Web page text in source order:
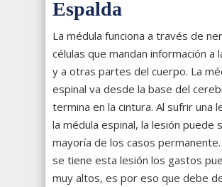
Espalda
La médula funciona a través de
células que mandan información a
y a otras partes del cuerpo. La
espinal va desde la base del
termina en la cintura. Al sufrir una
la médula espinal, la lesión puede
mayoría de los casos permanente.
se tiene esta lesión los gastos
muy altos, es por eso que debe